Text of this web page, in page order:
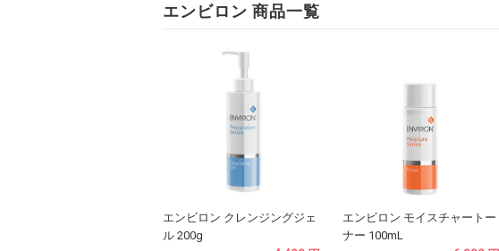
エンビロン 商品一覧
エンビロン クレンジングジェ
ル 200g
エンビロン モイスチャートー
ナー 100mL